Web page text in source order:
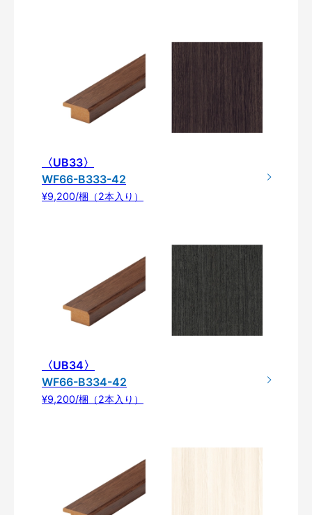
〈UB33〉
WF66-B333-42
¥9,200/梱（2本入り）
〈UB34〉
WF66-B334-42
¥9,200/梱（2本入り）